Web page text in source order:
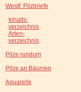
Westf. Pilzbriefe
Inhalts-
verzeichnis
Arten-
verzeichnis
Pilze rundum
Pilze an Bäumen
Aquarelle